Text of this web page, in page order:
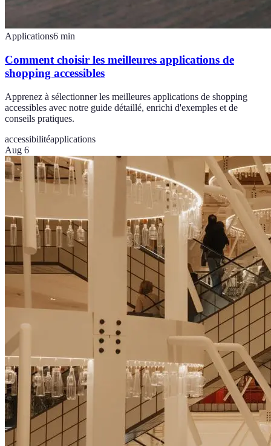
Applications6 min
Comment choisir les meilleures applications de
shopping accessibles
Apprenez à sélectionner les meilleures applications de shopping
accessibles avec notre guide détaillé, enrichi d'exemples et de
conseils pratiques.
accessibilitéapplications
Aug 6